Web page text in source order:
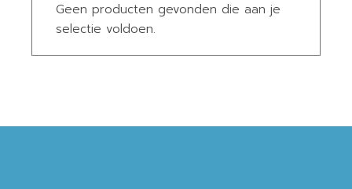
Geen producten gevonden die aan je
selectie voldoen.